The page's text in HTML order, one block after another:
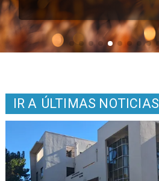
IR A ÚLTIMAS NOTICIAS